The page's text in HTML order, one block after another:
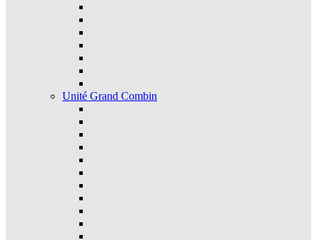
Unité Grand Combin